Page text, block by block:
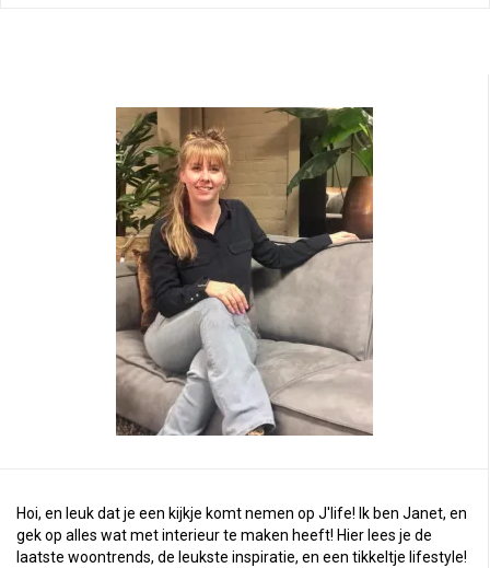
Hoi, en leuk dat je een kijkje komt nemen op J'life! Ik ben Janet, en
gek op alles wat met interieur te maken heeft! Hier lees je de
laatste woontrends, de leukste inspiratie, en een tikkeltje lifestyle!